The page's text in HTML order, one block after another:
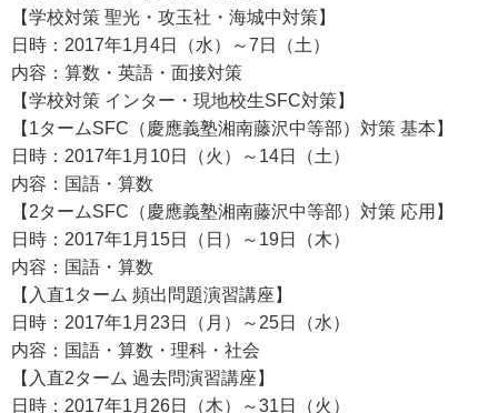
【学校対策 聖光・攻玉社・海城中対策】
日時：2017年1月4日（水）～7日（土）
内容：算数・英語・面接対策
【学校対策 インター・現地校生SFC対策】
【1タームSFC（慶應義塾湘南藤沢中等部）対策 基本】
日時：2017年1月10日（火）～14日（土）
内容：国語・算数
【2タームSFC（慶應義塾湘南藤沢中等部）対策 応用】
日時：2017年1月15日（日）～19日（木）
内容：国語・算数
【入直1ターム 頻出問題演習講座】
日時：2017年1月23日（月）～25日（水）
内容：国語・算数・理科・社会
【入直2ターム 過去問演習講座】
日時：2017年1月26日（木）～31日（火）